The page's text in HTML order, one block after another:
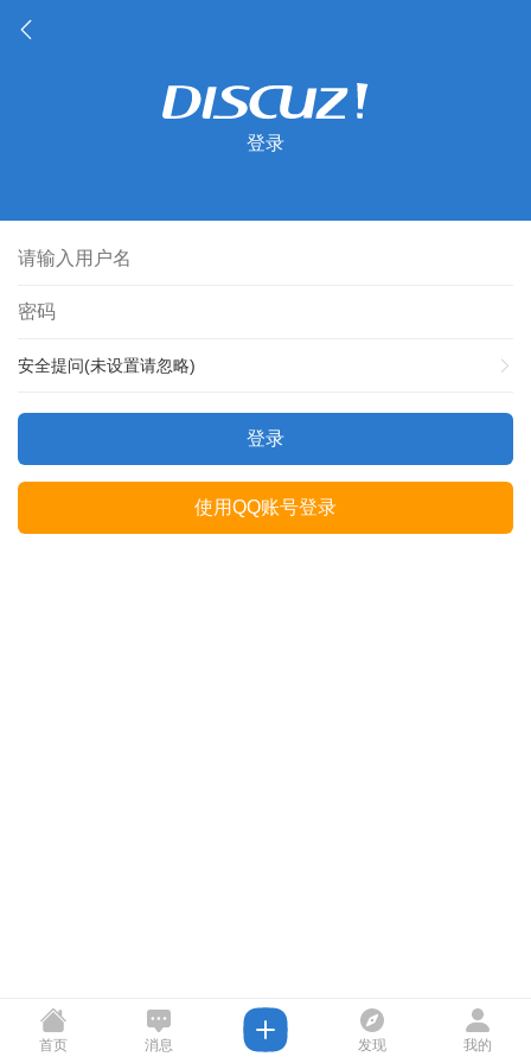
登录
安全提问(未设置请忽略)
登录
使用QQ账号登录
首页 消息 发现 我的